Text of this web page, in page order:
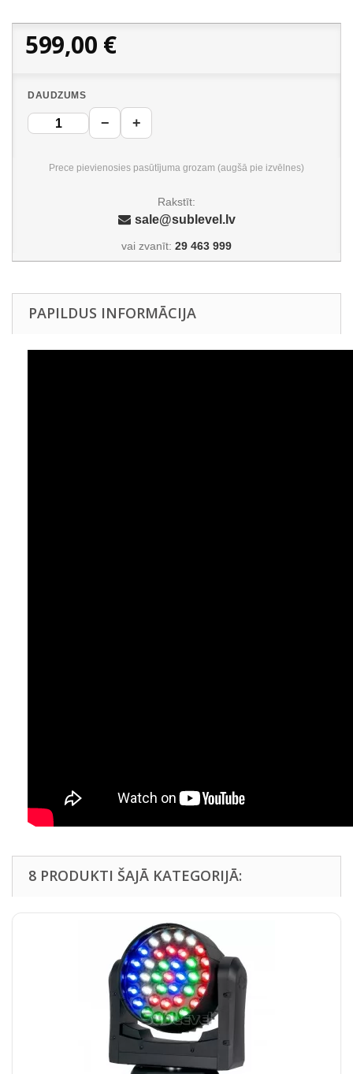
599,00 €
DAUDZUMS
− +
Prece pievienosies pasūtījuma grozam (augšā pie izvēlnes)
Rakstīt:
sale@sublevel.lv
vai zvanīt: 29 463 999
PAPILDUS INFORMĀCIJA
8 PRODUKTI ŠAJĀ KATEGORIJĀ: